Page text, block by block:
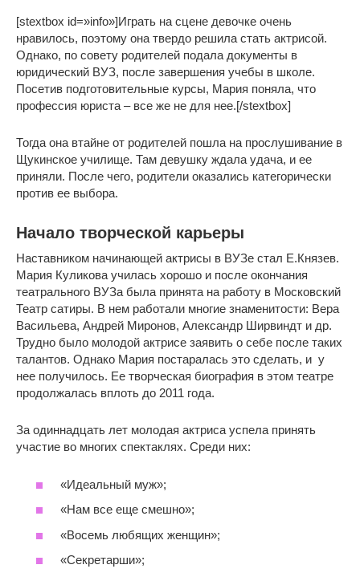
[stextbox id=»info»]Играть на сцене девочке очень
нравилось, поэтому она твердо решила стать актрисой.
Однако, по совету родителей подала документы в
юридический ВУЗ, после завершения учебы в школе.
Посетив подготовительные курсы, Мария поняла, что
профессия юриста – все же не для нее.[/stextbox]
Тогда она втайне от родителей пошла на прослушивание в
Щукинское училище. Там девушку ждала удача, и ее
приняли. После чего, родители оказались категорически
против ее выбора.
Начало творческой карьеры
Наставником начинающей актрисы в ВУЗе стал Е.Князев.
Мария Куликова училась хорошо и после окончания
театрального ВУЗа была принята на работу в Московский
Театр сатиры. В нем работали многие знаменитости: Вера
Васильева, Андрей Миронов, Александр Ширвиндт и др.
Трудно было молодой актрисе заявить о себе после таких
талантов. Однако Мария постаралась это сделать, и у
нее получилось. Ее творческая биография в этом театре
продолжалась вплоть до 2011 года.
За одиннадцать лет молодая актриса успела принять
участие во многих спектаклях. Среди них:
«Идеальный муж»;
«Нам все еще смешно»;
«Восемь любящих женщин»;
«Секретарши»;